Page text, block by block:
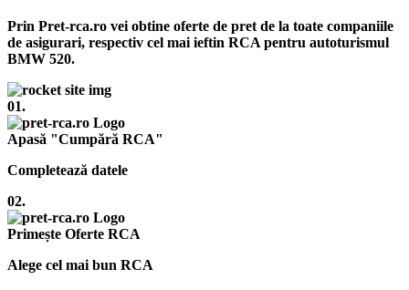
Prin Pret-rca.ro vei obtine oferte de pret de la toate companiile
de asigurari, respectiv cel mai ieftin RCA pentru autoturismul
BMW 520.
01.
Apasă "Cumpără RCA"
Completează datele
02.
Primește Oferte RCA
Alege cel mai bun RCA